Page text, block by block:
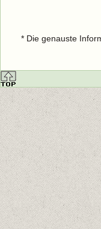
* Die genauste